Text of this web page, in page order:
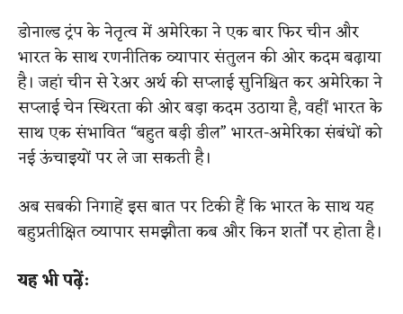
डोनाल्ड ट्रंप के नेतृत्व में अमेरिका ने एक बार फिर चीन और
भारत के साथ रणनीतिक व्यापार संतुलन की ओर कदम बढ़ाया
है। जहां चीन से रेअर अर्थ की सप्लाई सुनिश्चित कर अमेरिका ने
सप्लाई चेन स्थिरता की ओर बड़ा कदम उठाया है, वहीं भारत के
साथ एक संभावित “बहुत बड़ी डील” भारत-अमेरिका संबंधों को
नई ऊंचाइयों पर ले जा सकती है।
अब सबकी निगाहें इस बात पर टिकी हैं कि भारत के साथ यह
बहुप्रतीक्षित व्यापार समझौता कब और किन शर्तों पर होता है।
यह भी पढ़ें: